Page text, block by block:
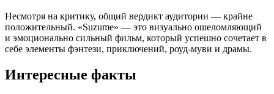
Несмотря на критику, общий вердикт аудитории — крайне
положительный. «Suzume» — это визуально ошеломляющий
и эмоционально сильный фильм, который успешно сочетает в
себе элементы фэнтези, приключений, роуд-муви и драмы.
Интересные факты